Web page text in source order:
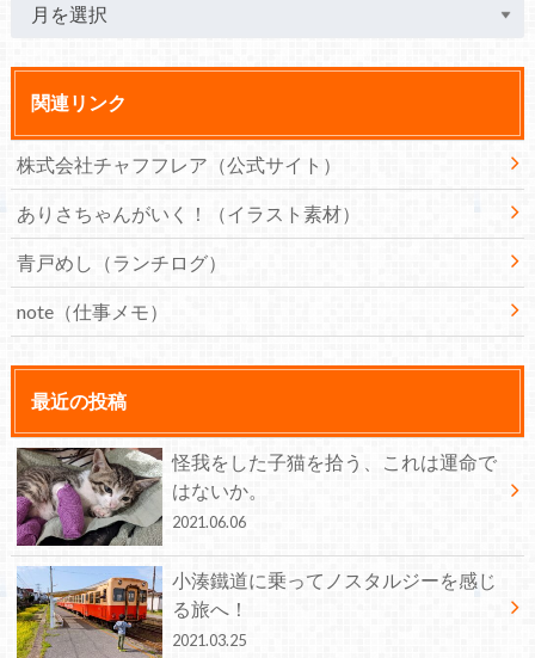
関連リンク
株式会社チャフフレア（公式サイト）
ありさちゃんがいく！（イラスト素材）
青戸めし（ランチログ）
note（仕事メモ）
最近の投稿
怪我をした子猫を拾う、これは運命で
はないか。
2021.06.06
小湊鐵道に乗ってノスタルジーを感じ
る旅へ！
2021.03.25